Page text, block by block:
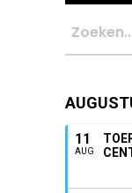
11
AUG